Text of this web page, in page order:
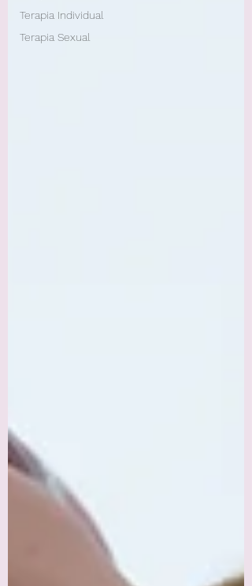
Terapia Individual
Terapia Sexual